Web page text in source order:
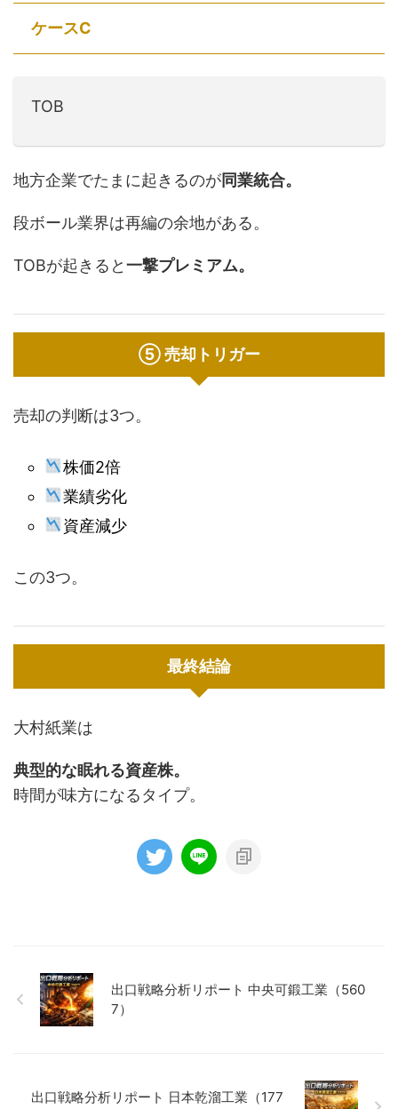
ケースC
TOB
地方企業でたまに起きるのが同業統合。
段ボール業界は再編の余地がある。
TOBが起きると一撃プレミアム。
⑤ 売却トリガー
売却の判断は3つ。
株価2倍
業績劣化
資産減少
この3つ。
最終結論
大村紙業は
典型的な眠れる資産株。
時間が味方になるタイプ。
出口戦略分析リポート 中央可鍛工業（560
7）
出口戦略分析リポート 日本乾溜工業（177